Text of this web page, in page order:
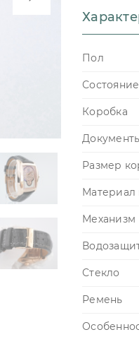
Пол
Состояние
Коробка
Размер
Материал
Механизм
Стекло
Ремень